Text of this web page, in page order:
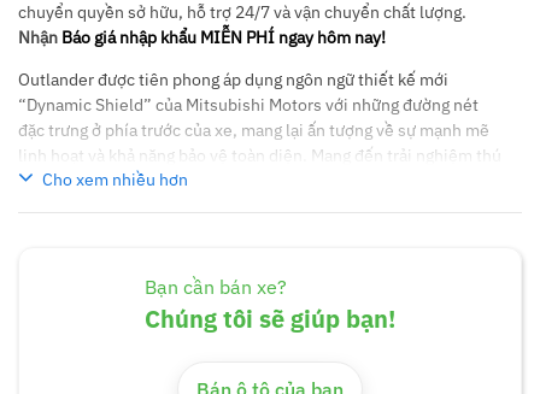
chuyển quyền sở hữu, hỗ trợ 24/7 và vận chuyển chất lượng.
Nhận Báo giá nhập khẩu MIỄN PHÍ ngay hôm nay!
Outlander được tiên phong áp dụng ngôn ngữ thiết kế mới
“Dynamic Shield” của Mitsubishi Motors với những đường nét
đặc trưng ở phía trước của xe, mang lại ấn tượng về sự mạnh mẽ
linh hoạt và khả năng bảo vệ toàn diện. Mang đến trải nghiệm thú
vị trong suốt hành trình, nhất là khi đi du lịch cùng cả gia đình.
ngày trên những đường phố đông đúc và chật hẹp.Trang073-S1-
Cho xem nhiều hơn
Bạn cần bán xe?
Chúng tôi sẽ giúp bạn!